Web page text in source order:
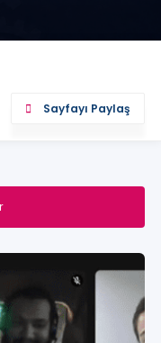
Sayfayı Paylaş